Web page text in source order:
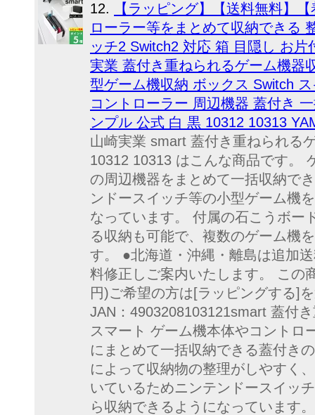
12.
【ラッピング】【送料無料】
ローラー等をまとめて収納できる
ッチ2 Switch2 対応 箱 目隠し
実業 蓋付き重ねられるゲーム機器
型ゲーム機収納 ボックス Switch
コントローラー 周辺機器 蓋付き
ンプル 公式 白 黒 10312 10313
山崎実業 smart 蓋付き重ねられる
10312 10313 はこんな商品です。
の周辺機器をまとめて一括収納で
ンドースイッチ等の小型ゲーム機
なっています。 付属の石こうボー
る収納も可能で、複数のゲーム機
す。 ●北海道・沖縄・離島は追加
料修正しご案内いたします。 この
円)ご希望の方は[ラッピングする]
JAN：4903208103121smart 蓋付
スマート ゲーム機本体やコントロ
にまとめて一括収納できる蓋付き
によって収納物の整理がしやすく
いているためニンテンドースイッ
ら収納できるようになっています